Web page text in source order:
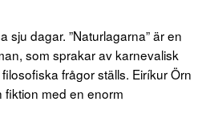
sju dagar. ”Naturlagarna” är en
som sprakar av karnevalisk
frågor ställs. Eiríkur Örn
med en enorm